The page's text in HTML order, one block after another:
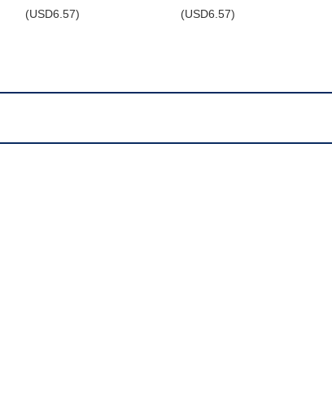
(USD6.57) (USD6.57)